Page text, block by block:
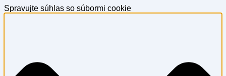
Spravujte súhlas so súbormi cookie